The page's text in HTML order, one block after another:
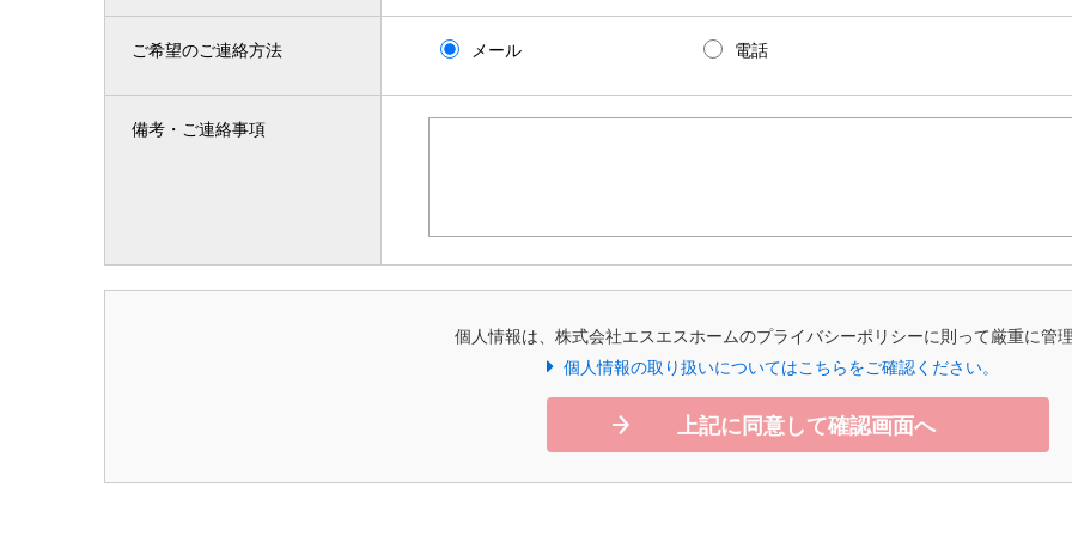
ご希望のご連絡方法 メール 電話
備考・ご連絡事項
個人情報は、株式会社エスエスホームのプライバシーポリシーに則って厳重に管理
個人情報の取り扱いについてはこちらをご確認ください。
上記に同意して確認画面へ